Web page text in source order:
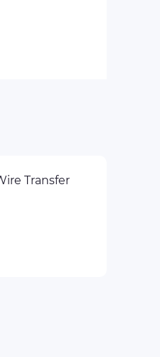
Transfer